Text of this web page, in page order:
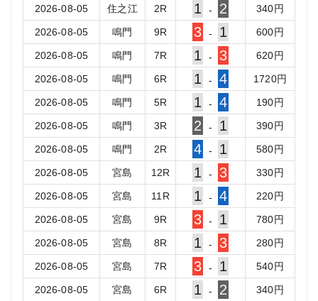
2026-08-05 住之江 2R 1 - 2 340円
2026-08-05 鳴門 9R 3 - 1 600円
2026-08-05 鳴門 7R 1 - 3 620円
2026-08-05 鳴門 6R 1 - 4 1720円
2026-08-05 鳴門 5R 1 - 4 190円
2026-08-05 鳴門 3R 2 - 1 390円
2026-08-05 鳴門 2R 4 - 1 580円
2026-08-05 宮島 12R 1 - 3 330円
2026-08-05 宮島 11 R 1 - 4 220円
2026-08-05 宮島 9R 3 - 1 780円
2026-08-05 宮島 8R 1 - 3 280円
2026-08-05 宮島 7R 3 - 1 540円
2026-08-05 宮島 6R 1 - 2 340円